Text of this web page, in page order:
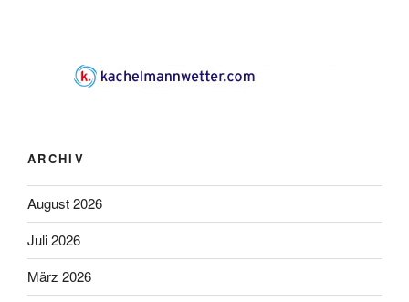
ARCHIV
August 2026
Juli 2026
März 2026